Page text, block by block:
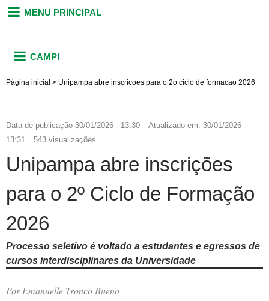
MENU PRINCIPAL
CAMPI
Página inicial > Unipampa abre inscricoes para o 2o ciclo de formacao 2026
Data de publicação 30/01/2026 - 13:30 Atualizado em: 30/01/2026 -
13:31
543 visualizações
Unipampa abre inscrições
para o 2º Ciclo de Formação
2026
Processo seletivo é voltado a estudantes e egressos de
cursos interdisciplinares da Universidade
Por Emanuelle Tronco Bueno